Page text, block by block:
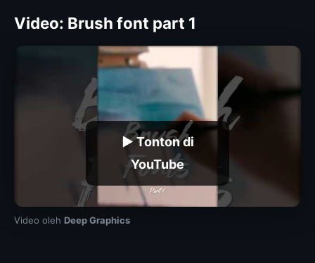
Video: Brush font part 1
▶ Tonton di
YouTube
Video oleh Deep Graphics